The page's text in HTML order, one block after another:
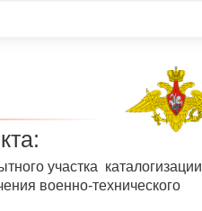
участка каталогизации
военно-технического